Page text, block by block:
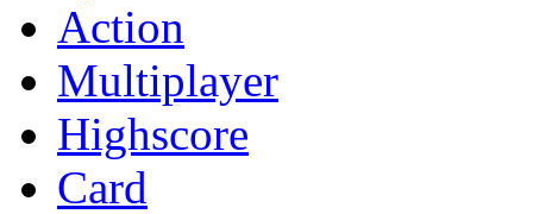
Action
Multiplayer
Highscore
Card